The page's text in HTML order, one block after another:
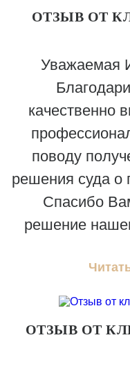
ОТЗЫВ ОТ
Уважаемая
качественно
поводу
решения суда о
Спасибо
решение
ОТЗЫВ ОТ